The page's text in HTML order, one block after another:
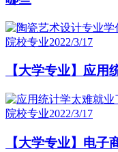
院校专业2022/3/17
【大学专业】应用
院校专业2022/3/17
【大学专业】电